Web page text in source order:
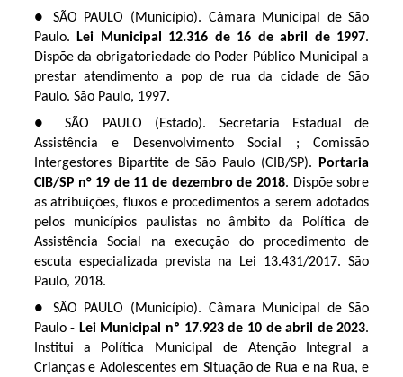
● SÃO PAULO (Município). Câmara Municipal de São
Paulo.
Lei Municipal 12.316 de 16 de abril de 1997.
Dispõe da obrigatoriedade do Poder Público Municipal a
prestar atendimento a pop de rua da cidade de São
Paulo. São Paulo, 1997.
● SÃO PAULO (Estado). Secretaria Estadual de
Assistência e Desenvolvimento Social ; Comissão
Intergestores Bipartite de São Paulo (CIB/SP).
Portaria
CIB/SP n° 19 de 11 de dezembro de 2018. Dispõe sobre
as atribuições, fluxos e procedimentos a serem adotados
pelos municípios paulistas no âmbito da Política de
Assistência Social na execução do procedimento de
escuta especializada prevista na Lei 13.431/2017. São
Paulo, 2018.
● SÃO PAULO (Município). Câmara Municipal de São
Paulo - Lei Municipal nº 17.923 de 10 de abril de 2023.
Institui a Política Municipal de Atenção Integral a
Crianças e Adolescentes em Situação de Rua e na Rua, e